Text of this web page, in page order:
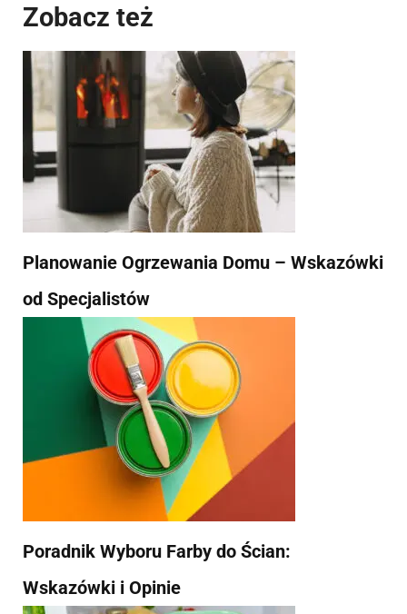
Zobacz też
Planowanie Ogrzewania Domu – Wskazówki
od Specjalistów
Poradnik Wyboru Farby do Ścian:
Wskazówki i Opinie